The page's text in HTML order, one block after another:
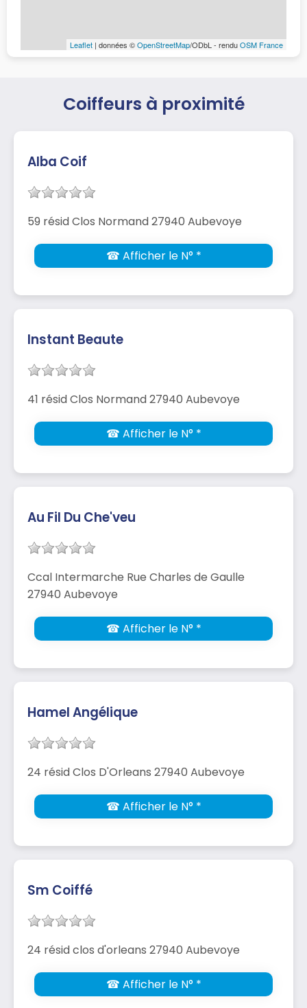
Leaflet | données ©OpenStreetMap/ODbL - renduOSM France
Coiffeurs à proximité
Alba Coif
59 résid Clos Normand 27940 Aubevoye
☎ Afficher le N° *
Instant Beaute
41 résid Clos Normand 27940 Aubevoye
☎ Afficher le N° *
Au Fil Du Che'veu
Ccal Intermarche Rue Charles de Gaulle
27940 Aubevoye
☎ Afficher le N° *
Hamel Angélique
24 résid Clos D'Orleans 27940 Aubevoye
☎ Afficher le N° *
Sm Coiffé
24 résid clos d'orleans 27940 Aubevoye
☎ Afficher le N° *